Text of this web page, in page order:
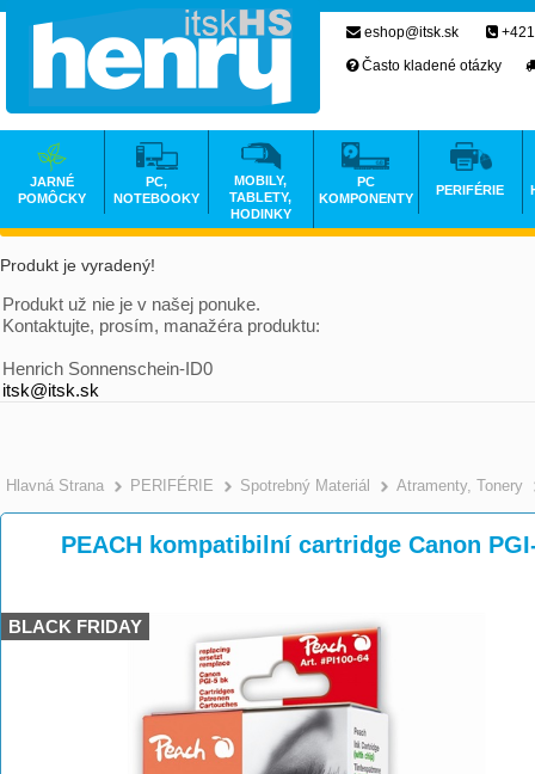
Produkt je vyradený!
Produkt už nie je v našej ponuke.
Kontaktujte, prosím, manažéra produktu:
Henrich Sonnenschein-ID0
itsk@itsk.sk
Hlavná Strana >
PERIFÉRIE >
Spotrebný Materiál >
Atramenty, Tonery
PEACH kompatibilní cartridge Canon
BLACK FRIDAY
eshop@itsk.sk
Často kladené otázky
JARNÉ
POMÔCKY
PC,
NOTEBOOKY
MOBILY,
TABLETY,
HODINKY
PC
KOMPONENTY
PERIFÉRIE